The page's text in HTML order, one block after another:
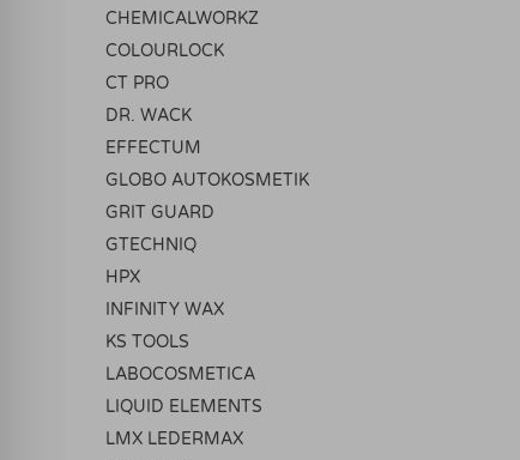
CHEMICALWORKZ
COLOURLOCK
CT PRO
DR. WACK
EFFECTUM
GLOBO AUTOKOSMETIK
GRIT GUARD
GTECHNIQ
HPX
INFINITY WAX
KS TOOLS
LABOCOSMETICA
LIQUID ELEMENTS
LMX LEDERMAX